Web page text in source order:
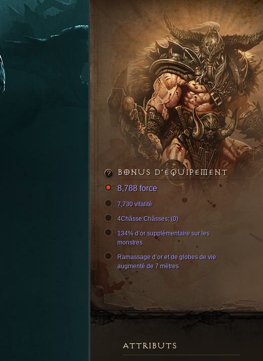
BONUS D’ÉQUIPEMENT
8,788 force
7,730 vitalité
4Châsse:Châsses; (0)
134% d’or supplémentaire sur les
monstres
Ramassage d’or et de globes de vie
augmenté de 7 mètres
ATTRIBUTS